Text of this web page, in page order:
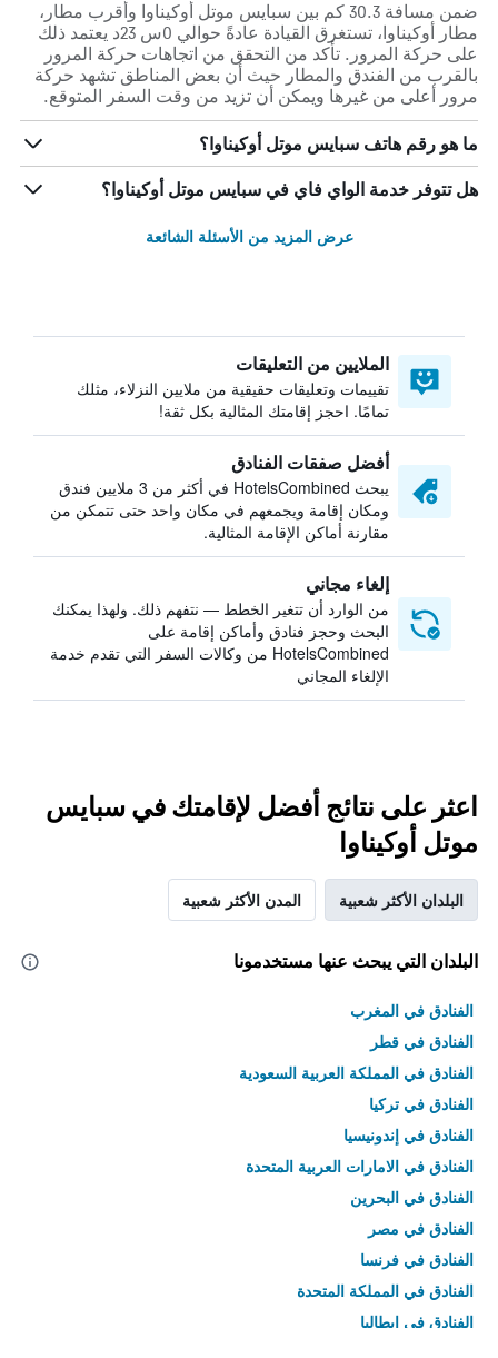
ضمن مسافة 30.3 كم بين سبايس موتل أوكيناوا وأقرب مطار،
مطار أوكيناوا، تستغرق القيادة عادةً حوالي 0س 23د يعتمد ذلك
على حركة المرور. تأكد من التحقق من اتجاهات حركة المرور
بالقرب من الفندق والمطار حيث أن بعض المناطق تشهد حركة
مرور أعلى من غيرها ويمكن أن تزيد من وقت السفر المتوقع.
ما هو رقم هاتف سبايس موتل أوكيناوا؟
هل تتوفر خدمة الواي فاي في سبايس موتل أوكيناوا؟
عرض المزيد من الأسئلة الشائعة
الملايين من التعليقات
تقييمات وتعليقات حقيقية من ملايين النزلاء، مثلك
تمامًا. احجز إقامتك المثالية بكل ثقة!
أفضل صفقات الفنادق
يبحث HotelsCombined في أكثر من 3 ملايين فندق
ومكان إقامة ويجمعهم في مكان واحد حتى تتمكن من
مقارنة أماكن الإقامة المثالية.
إلغاء مجاني
من الوارد أن تتغير الخطط — نتفهم ذلك. ولهذا يمكنك
البحث وحجز فنادق وأماكن إقامة على
HotelsCombined من وكالات السفر التي تقدم خدمة
الإلغاء المجاني
اعثر على نتائج أفضل لإقامتك في سبايس
موتل أوكيناوا
البلدان الأكثر شعبية المدن الأكثر شعبية
البلدان التي يبحث عنها مستخدمونا
الفنادق في المغرب
الفنادق في قطر
الفنادق في المملكة العربية السعودية
الفنادق في تركيا
الفنادق في إندونيسيا
الفنادق في الامارات العربية المتحدة
الفنادق في البحرين
الفنادق في مصر
الفنادق في فرنسا
الفنادق في المملكة المتحدة
الفنادق في إيطاليا